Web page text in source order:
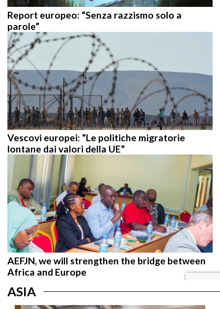
Report europeo: “Senza razzismo solo a
parole”
Vescovi europei: “Le politiche migratorie
lontane dai valori della UE”
AEFJN, we will strengthen the bridge between
Africa and Europe